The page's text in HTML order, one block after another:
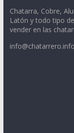
Chatarra, Cobre,
Latón y todo tipo
vender en las
info@chatarrero.info